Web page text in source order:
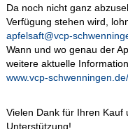
Da noch nicht ganz
Verfügung stehen wird,
apfelsaft@vcp-
Wann und wo genau der
weitere aktuelle
www.vcp-
Vielen Dank für Ihren Kauf
Unterstützung!